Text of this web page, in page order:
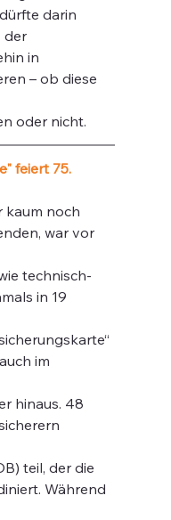
darin
der
in
– ob diese
oder nicht.
feiert 75.
kaum noch
war vor
technisch-
in 19
im
hinaus. 48
teil, der die
Während